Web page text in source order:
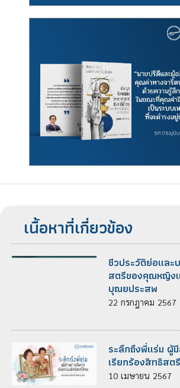
เนื้อหาที่เกี่ยวข้อง
ชีวประวัติย่อและ
สตรีของคุณหญิง
บุณยประสพ
22 กรกฎาคม 2567
ระลึกถึงพี่แร่ม ผู้
เรียกร้องสิทธิสต
10 เมษายน 2567